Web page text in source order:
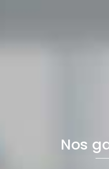
Nos